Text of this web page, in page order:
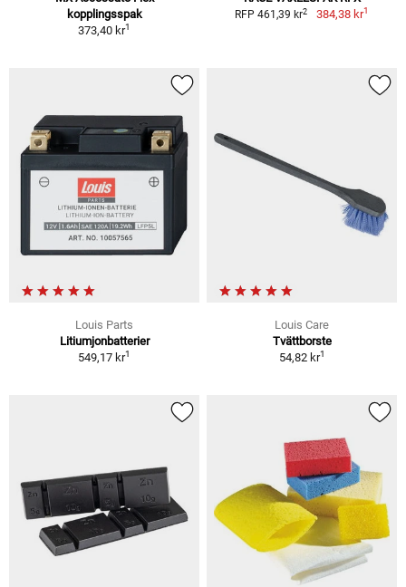
kopplingsspak
373,40 kr1
RFP 461,39 kr2 384,38 kr1
Louis Parts
Litiumjonbatterier
549,17 kr1
Louis Care
Tvättborste
54,82 kr1